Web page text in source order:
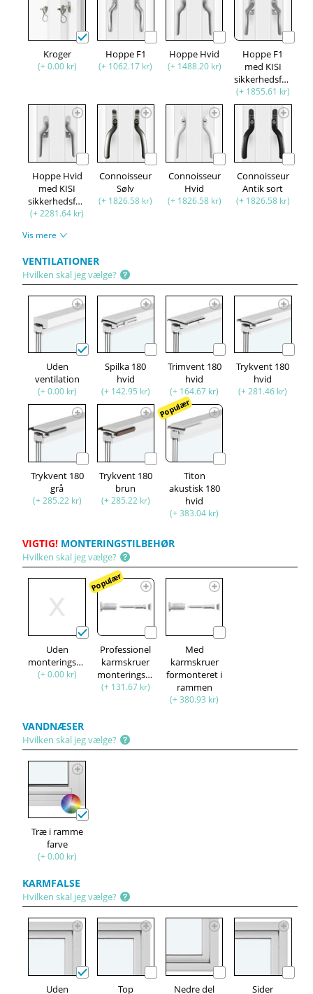
Kroger
(+ 0.00 kr)
Hoppe F1
(+ 1062.17 kr)
Hoppe Hvid
(+ 1488.20 kr)
Hoppe F1
med KISI
sikkerhedsfunktion
(+ 1855.61 kr)
Hoppe Hvid
med KISI
sikkerhedsfunktion
(+ 2281.64 kr)
Connoisseur
Sølv
(+ 1826.58 kr)
Connoisseur
Hvid
(+ 1826.58 kr)
Connoisseur
Antik sort
(+ 1826.58 kr)
Vis mere
VENTILATIONER
Hvilken skal jeg vælge?
Uden
ventilation
(+ 0.00 kr)
Spilka 180
hvid
(+ 142.95 kr)
Trimvent 180
hvid
(+ 164.67 kr)
Trykvent 180
hvid
(+ 281.46 kr)
Trykvent 180
grå
(+ 285.22 kr)
Trykvent 180
brun
(+ 285.22 kr)
Populær
Titon
akustisk 180
hvid
(+ 383.04 kr)
VIGTIG! MONTERINGSTILBEHØR
Hvilken skal jeg vælge?
Uden
monteringssæt
(+ 0.00 kr)
Populær
Professionel
karmskruer
monteringssæt
(+ 131.67 kr)
Med
karmskruer
formonteret i
rammen
(+ 380.93 kr)
VANDNÆSER
Hvilken skal jeg vælge?
Træ i ramme
farve
(+ 0.00 kr)
KARMFALSE
Hvilken skal jeg vælge?
Uden Top Nedre del Sider